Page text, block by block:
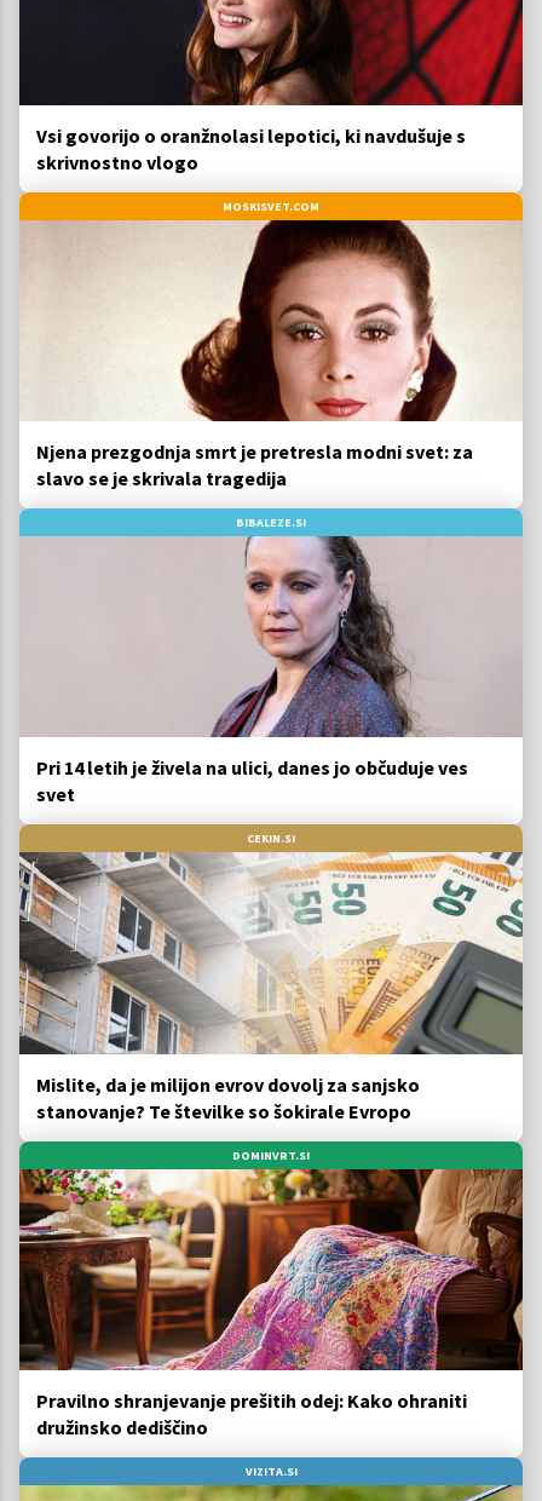
Vsi govorijo o oranžnolasi lepotici, ki navdušuje s
skrivnostno vlogo
MOSKISVET.COM
Njena prezgodnja smrt je pretresla modni svet: za
slavo se je skrivala tragedija
BIBALEZE.SI
Pri 14 letih je živela na ulici, danes jo občuduje ves
svet
CEKIN.SI
Mislite, da je milijon evrov dovolj za sanjsko
stanovanje? Te številke so šokirale Evropo
DOMINVRT.SI
Pravilno shranjevanje prešitih odej: Kako ohraniti
družinsko dediščino
VIZITA.SI